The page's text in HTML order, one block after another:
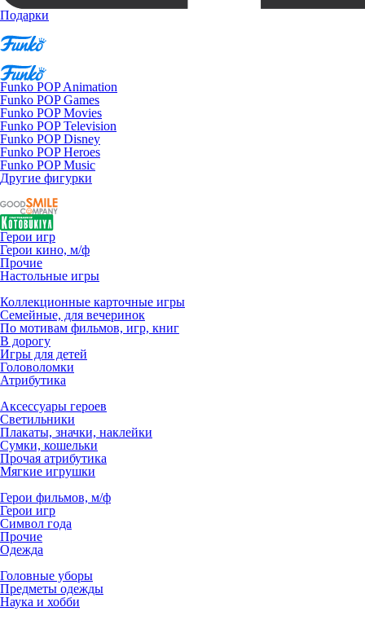
Подарки
Funko POP Animation
Funko POP Games
Funko POP Movies
Funko POP Television
Funko POP Disney
Funko POP Heroes
Funko POP Music
Другие фигурки
Герои игр
Герои кино, м/ф
Прочие
Настольные игры
Коллекционные карточные игры
Семейные, для вечеринок
По мотивам фильмов, игр, книг
В дорогу
Игры для детей
Головоломки
Атрибутика
Аксессуары героев
Светильники
Плакаты, значки, наклейки
Сумки, кошельки
Прочая атрибутика
Мягкие игрушки
Герои фильмов, м/ф
Герои игр
Символ года
Прочие
Одежда
Головные уборы
Предметы одежды
Наука и хобби